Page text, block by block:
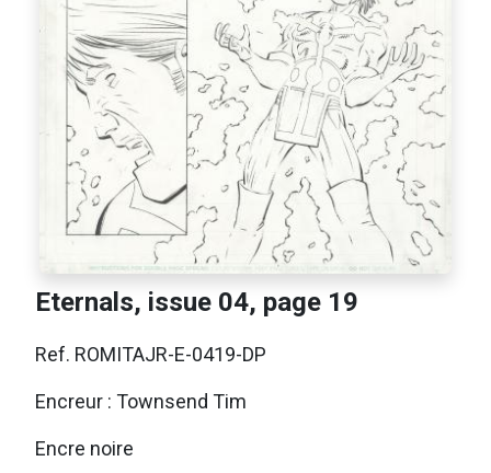
Eternals, issue 04, page 19
Ref. ROMITAJR-E-0419-DP
Encreur : Townsend Tim
Encre noire